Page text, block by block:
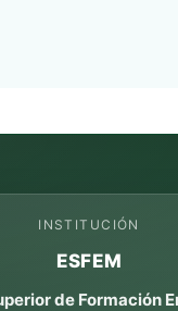
INSTITUCIÓN
ESFEM
de Formación